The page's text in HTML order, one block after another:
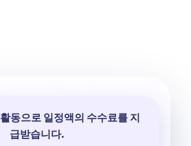
동으로 일정액의 수수료를 지
급받습니다.